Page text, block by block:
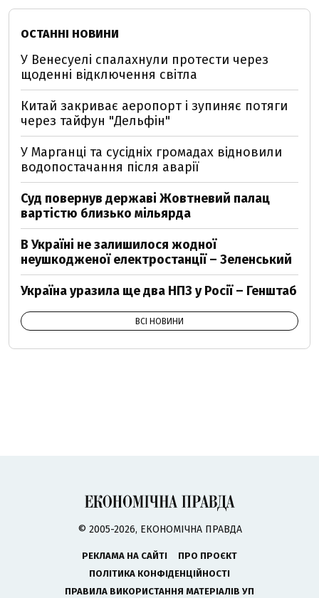
ОСТАННІ НОВИНИ
У Венесуелі спалахнули протести через
щоденні відключення світла
Китай закриває аеропорт і зупиняє потяги
через тайфун "Дельфін"
У Марганці та сусідніх громадах відновили
водопостачання після аварії
Суд повернув державі Жовтневий палац
вартістю близько мільярда
В Україні не залишилося жодної
неушкодженої електростанції – Зеленський
Україна уразила ще два НПЗ у Росії – Генштаб
ВСІ НОВИНИ
© 2005-2026, ЕКОНОМІЧНА ПРАВДА
РЕКЛАМА НА САЙТІ
ПРО ПРОЄКТ
ПОЛІТИКА КОНФІДЕНЦІЙНОСТІ
ПРАВИЛА ВИКОРИСТАННЯ МАТЕРІАЛІВ УП